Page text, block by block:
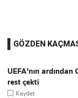
GÖZDEN
UEFA'nın ardından
rest çekti
Kaydet